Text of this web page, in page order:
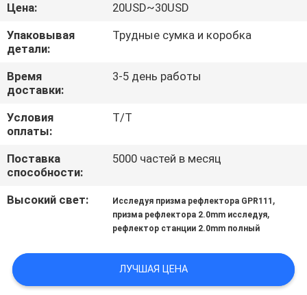
ПРОВЕРКА
КАЧЕСТВА
СВЯЖИТЕСЬ
МЫ
ЦИТАТУ
PRIVACY
Цена:
20USD~30USD
Упаковывая
детали:
Трудные сумка и коробка
Время
доставки:
3-5 день работы
Условия
оплаты:
T/T
Поставка
способности:
5000 частей в месяц
Высокий свет: Исследуя призма рефлектора GPR111 ,
призма рефлектора 2.0mm исследуя,
рефлектор станции 2.0mm полный
ЛУЧШАЯ ЦЕНА